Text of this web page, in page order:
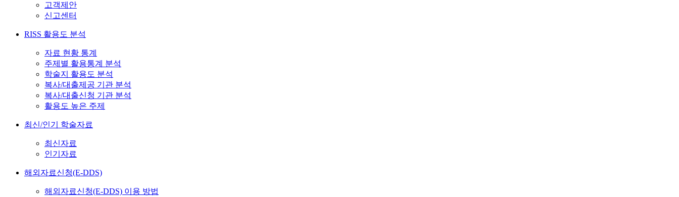
고객제안
신고센터
RISS 활용도 분석
자료 현황 통계
주제별 활용통계 분석
학술지 활용도 분석
복사/대출제공 기관 분석
복사/대출신청 기관 분석
활용도 높은 주제
최신/인기 학술자료
최신자료
인기자료
해외자료신청(E-DDS)
해외자료신청(E-DDS) 이용 방법